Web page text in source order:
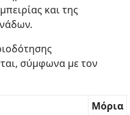
και της
σύμφωνα με τον
Μόρια